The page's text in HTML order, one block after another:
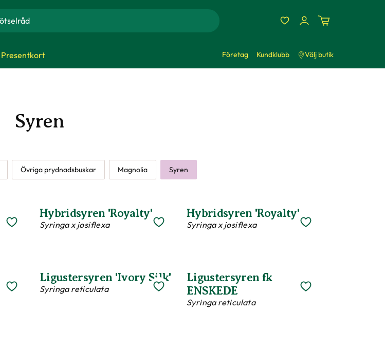
Presentkort Företag Kundklubb Välj butik
Syren
Övriga prydnadsbuskar Magnolia Syren
Hybridsyren 'Royalty'
Syringa x josiflexa
Hybridsyren 'Royalty'
Syringa x josiflexa
Ligustersyren 'Ivory Silk'
Syringa reticulata
Ligustersyren fk
ENSKEDE
Syringa reticulata